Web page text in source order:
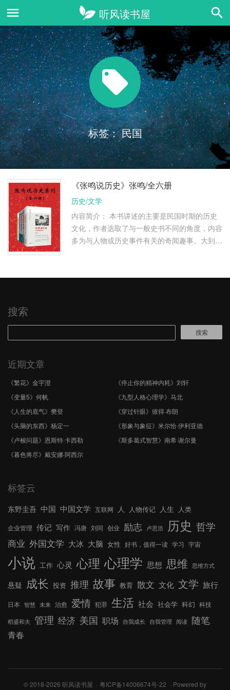
标签：民国
《张鸣说历史》张鸣/全六册
历史/文学
内容简介： 本书讲述的主要是民国时期的历史
文化，作者选取了与一般史书不同的角度，内容
多为与人物或历史事件有关的奇闻趣事。大到军
搜索
搜索
近期文章
《繁花》金宇澄
《停止你的精神内耗》刘轩
《变量5》何帆
《九型人格心理学》马北
《人生的底气》樊登
《穿过针眼》彼得·布朗
《头脑的东西》杨定一
《形象与象征》米尔恰·伊利亚德
《卢梭问题》恩斯特·卡西勒
《斯多葛式智慧》南希·谢尔曼
《暮色将尽》戴安娜·阿西尔
标签云
东野圭吾 中国 中国文学 互联网 人 人物传记 人生 人类
企业管理 传记 写作 冯唐 刘同 创业 励志 卢思浩 历史 哲学
商业 外国文学 大冰 大脑 女性 好书，值得一读 学习 宇宙
小说 工作 心灵 心理 心理学 思想 思维 思维方式
悬疑 成长 投资 推理 故事 教育 散文 文化 文学 旅行
日本 智慧 未来 治愈 爱情 犯罪 生活 社会 社会学 科幻 科技
稻盛和夫 管理 经济 美国 职场 自我成长 自我管理 阅读 随笔
青春
© 2018-2026 听风读书屋 粤ICP备14006674号-22
Powered by